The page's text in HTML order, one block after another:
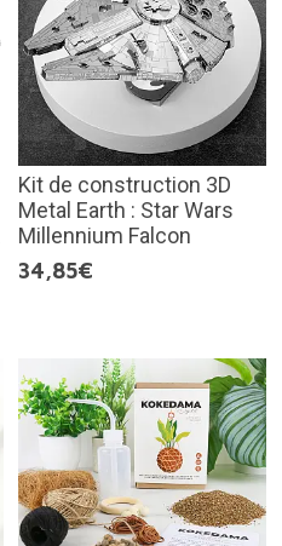
Kit de construction 3D
Metal Earth : Star Wars
Millennium Falcon
34,85€